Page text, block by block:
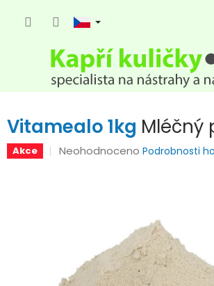
Vitamealo 1kg Mléčný
Akce
Průměrné
hvězdiček.
Neohodnoceno Podrobnosti